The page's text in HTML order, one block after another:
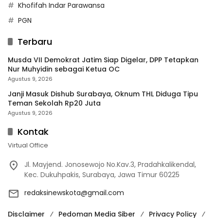
Khofifah Indar Parawansa
PGN
Terbaru
Musda VII Demokrat Jatim Siap Digelar, DPP Tetapkan
Nur Muhyidin sebagai Ketua OC
Agustus 9, 2026
Janji Masuk Dishub Surabaya, Oknum THL Diduga Tipu
Teman Sekolah Rp20 Juta
Agustus 9, 2026
Kontak
Virtual Office
Jl. Mayjend. Jonosewojo No.Kav.3, Pradahkalikendal,
Kec. Dukuhpakis, Surabaya, Jawa Timur 60225
redaksinewskota@gmail.com
Disclaimer Pedoman Media Siber Privacy Policy